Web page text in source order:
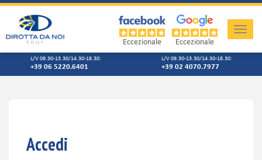
Toggle
Eccezionale Eccezionale
L/V 09.30-13.30/14.30-18.30:
+39 06 5220.6401
L/V 09.30-13.30/14.30-18.30:
+39 02 4070.7977
Accedi